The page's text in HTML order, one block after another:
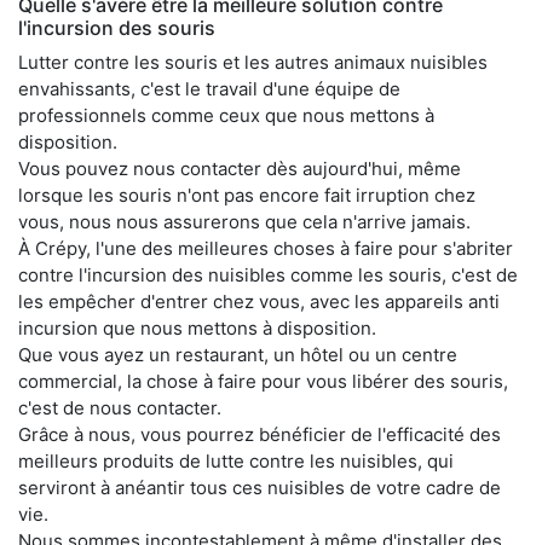
l'incursion des souris
Lutter contre les souris et les autres animaux nuisibles
envahissants, c'est le travail d'une équipe de
professionnels comme ceux que nous mettons à
disposition.
Vous pouvez nous contacter dès aujourd'hui, même
lorsque les souris n'ont pas encore fait irruption chez
vous, nous nous assurerons que cela n'arrive jamais.
À Crépy, l'une des meilleures choses à faire pour s'abriter
contre l'incursion des nuisibles comme les souris, c'est de
les empêcher d'entrer chez vous, avec les appareils anti
incursion que nous mettons à disposition.
Que vous ayez un restaurant, un hôtel ou un centre
commercial, la chose à faire pour vous libérer des souris,
c'est de nous contacter.
Grâce à nous, vous pourrez bénéficier de l'efficacité des
meilleurs produits de lutte contre les nuisibles, qui
serviront à anéantir tous ces nuisibles de votre cadre de
vie.